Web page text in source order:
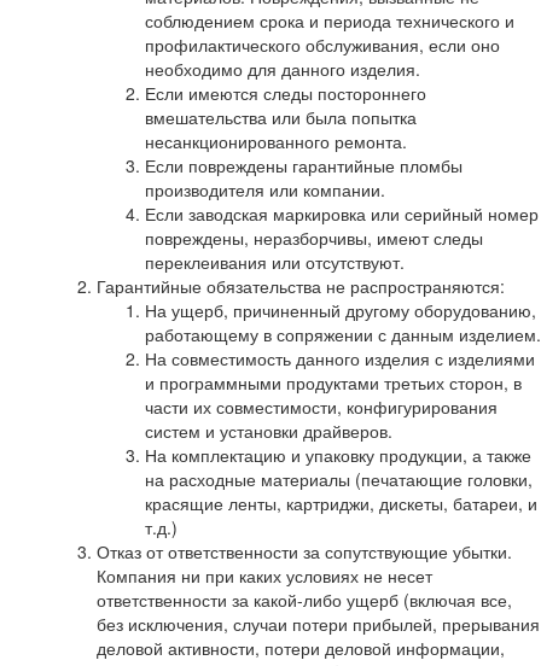
соблюдением срока и периода технического и
профилактического обслуживания, если оно
необходимо для данного изделия.
Если имеются следы постороннего
вмешательства или была попытка
несанкционированного ремонта.
Если повреждены гарантийные пломбы
производителя или компании.
Если заводская маркировка или серийный номер
повреждены, неразборчивы, имеют следы
переклеивания или отсутствуют.
Гарантийные обязательства не распространяются:
На ущерб, причиненный другому оборудованию,
работающему в сопряжении с данным изделием.
На совместимость данного изделия с изделиями
и программными продуктами третьих сторон, в
части их совместимости, конфигурирования
систем и установки драйверов.
На комплектацию и упаковку продукции, а также
на расходные материалы (печатающие головки,
красящие ленты, картриджи, дискеты, батареи, и
т.д.)
Отказ от ответственности за сопутствующие убытки.
Компания ни при каких условиях не несет
ответственности за какой-либо ущерб (включая все,
без исключения, случаи потери прибылей, прерывания
деловой активности, потери деловой информации,